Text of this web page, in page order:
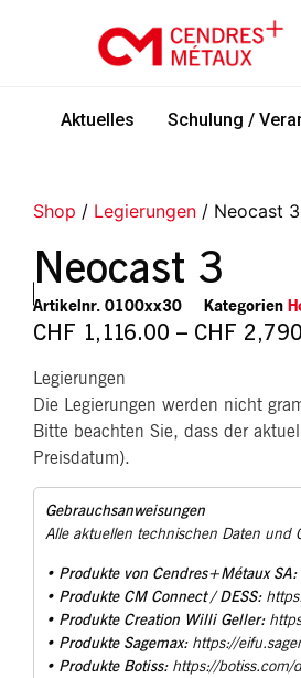
Aktuelles Schulung /
Shop / Legierungen / Neocast 3
Neocast 3
Artikelnr. 0100xx30 Kategorien
CHF 1,116.00 – CHF
Legierungen
Die Legierungen werden nicht
Bitte beachten Sie, dass der
Preisdatum).
Gebrauchsanweisungen
Alle aktuellen technischen Daten und
• Produkte von Cendres+Métaux SA:
• Produkte CM Connect / DESS:
• Produkte Creation Willi Geller:
• Produkte Sagemax: https://
• Produkte Botiss: https://botiss.com/